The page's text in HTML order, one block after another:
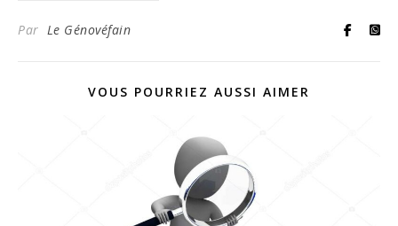
Par Le Génovéfain
VOUS POURRIEZ AUSSI AIMER